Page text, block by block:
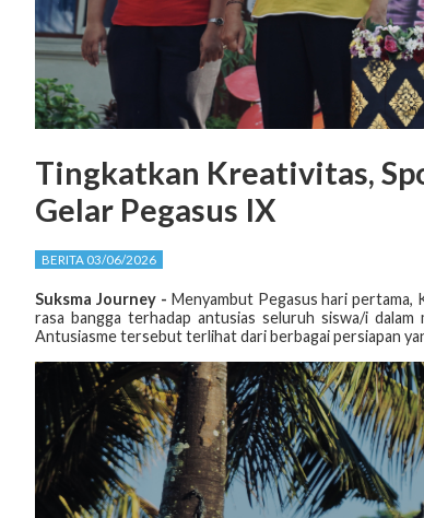
Tingkatkan Kreativitas,
Gelar Pegasus IX
BERITA 03/06/2026
Suksma Journey - Menyambut Pegasus hari pertama,
rasa bangga terhadap antusias seluruh siswa/i
Antusiasme tersebut terlihat dari berbagai persiapan